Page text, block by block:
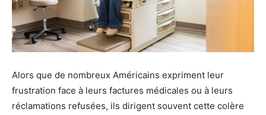
Alors que de nombreux Américains expriment leur
frustration face à leurs factures médicales ou à leurs
réclamations refusées, ils dirigent souvent cette colère